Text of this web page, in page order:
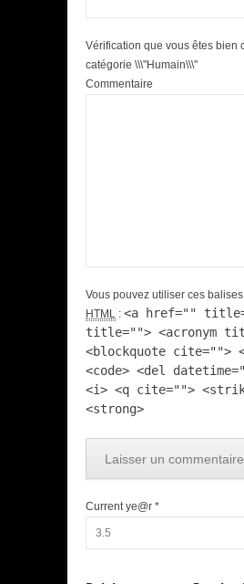
Vérification que vous êtes bien
catégorie \\\"Humain\\\"
Commentaire
Vous pouvez utiliser ces
HTML : <a href=""
title=""> <acronym
<blockquote cite="">
<code> <del
<i> <q cite="">
<strong>
Current ye@r *